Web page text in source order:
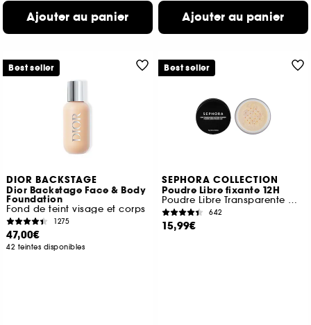
Ajouter au panier Ajouter au panier
DIOR BACKSTAGE
Dior Backstage Face & Body
Foundation
Fond de teint visage et corps
1275
47,00€
42 teintes disponibles
Best seller
SEPHORA COLLECTION
Poudre Libre fixante 12H
Poudre Libre Transparente Matifiante Longue Tenue
642
15,99€
Best seller